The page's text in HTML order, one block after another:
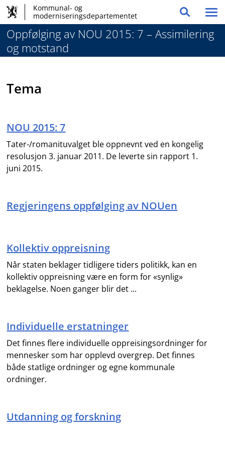
Hopp
innhold
Hovednavigasjon
og
globale
verktøy
Kommunal- og
moderniseringsdepartementet
Søk
Vis
/
Oppfølging av NOU 2015: 7 – Assimilering
og motstand
Tema
NOU 2015: 7
Tater-/romanituvalget ble oppnevnt ved en kongelig
resolusjon 3. januar 2011. De leverte sin rapport 1.
juni 2015.
Regjeringens oppfølging av NOUen
Kollektiv oppreisning
Når staten beklager tidligere tiders politikk, kan en
kollektiv oppreisning være en form for «synlig»
beklagelse. Noen ganger blir det ...
Individuelle erstatninger
Det finnes flere individuelle oppreisingsordninger for
mennesker som har opplevd overgrep. Det finnes
både statlige ordninger og egne kommunale
ordninger.
Utdanning og forskning